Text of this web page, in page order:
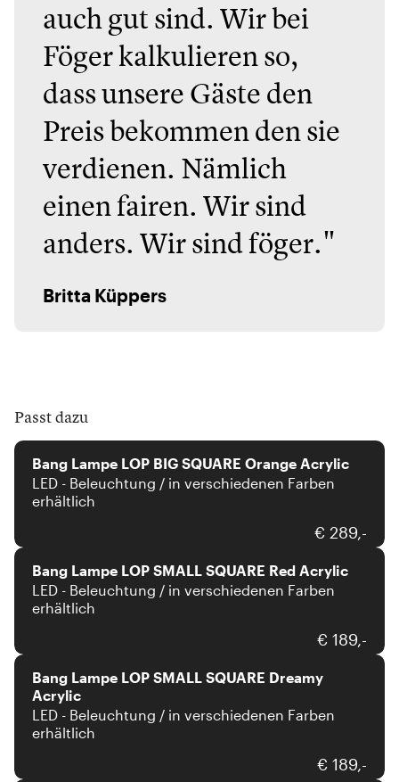
auch gut sind. Wir bei
Föger kalkulieren so,
dass unsere Gäste den
Preis bekommen den sie
verdienen. Nämlich
einen fairen. Wir sind
anders. Wir sind föger."
Britta Küppers
Passt dazu
Bang Lampe LOP BIG SQUARE Orange Acrylic
LED - Beleuchtung / in verschiedenen Farben
erhältlich
€ 289,-
Bang
Bang Lampe LOP SMALL SQUARE Red Acrylic
LED - Beleuchtung / in verschiedenen Farben
erhältlich
€ 189,-
Bang
Bang Lampe LOP SMALL SQUARE Dreamy
Acrylic
LED - Beleuchtung / in verschiedenen Farben
erhältlich
€ 189,-
Bang